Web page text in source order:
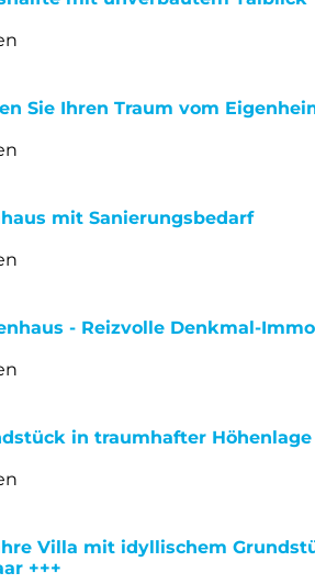
Sie Ihren Traum vom
mit Sanierungsbedarf
- Reizvolle Denkmal-
in traumhafter Höhenlage
Villa mit idyllischem
+++